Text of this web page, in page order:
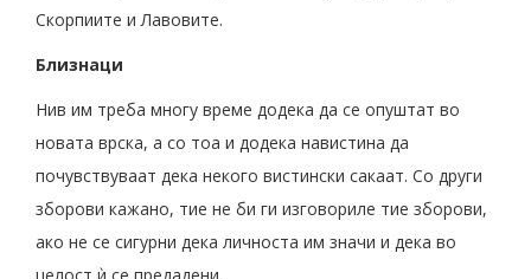
Скорпиите и Лавовите.
Близнаци
Нив им треба многу време додека да се опуштат во
новата врска, а со тоа и додека навистина да
почувствуваат дека некого вистински сакаат. Со други
зборови кажано, тие не би ги изговориле тие зборови,
ако не се сигурни дека личноста им значи и дека во